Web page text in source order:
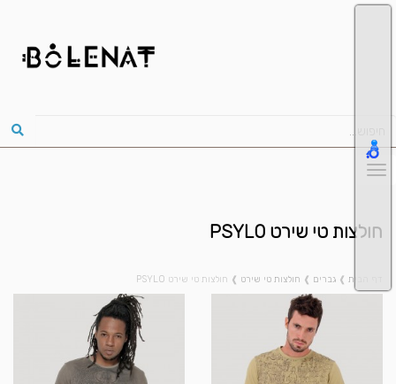
חולצות טי שירט PSYLO
דף הבית ❱ גברים ❱ חולצות טי שירט ❱ חולצות טי שירט PSYLO